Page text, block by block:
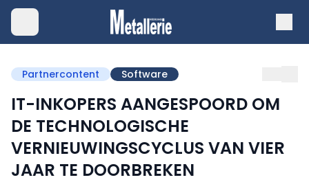
Partnercontent Software
IT-INKOPERS AANGESPOORD OM
DE TECHNOLOGISCHE
VERNIEUWINGSCYCLUS VAN VIER
JAAR TE DOORBREKEN